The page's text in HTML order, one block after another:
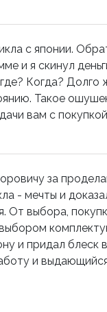
с японии.
и я скинул
Когда?
Такое
вам с
за
- мечты и
выбора,
и придал блеск
и